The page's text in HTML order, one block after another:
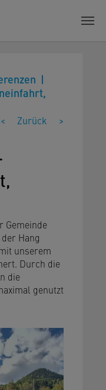
< Zurück >
Gemeinde
Hang
unserem
Durch die
die
genutzt